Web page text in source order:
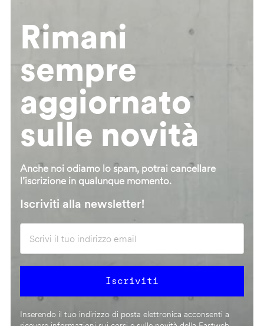
Rimani
sempre
aggiornato
sulle novità
Anche noi odiamo lo spam, potrai cancellare
l’iscrizione in qualunque momento.
Iscriviti alla newsletter!
Inserendo il tuo indirizzo di posta elettronica acconsenti a